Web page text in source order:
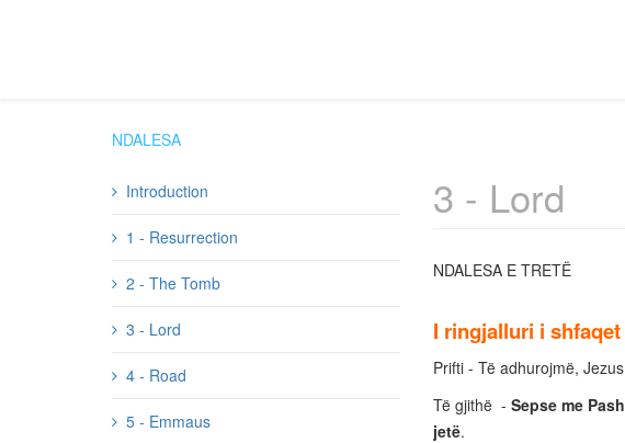
NDALESA
Introduction
1 - Resurrection
2 - The Tomb
3 - Lord
4 - Road
5 - Emmaus
3 - Lord
NDALESA E TRETË
I ringjalluri i
Prifti - Të adhurojmë,
Të gjithë - Sepse me
jetë.